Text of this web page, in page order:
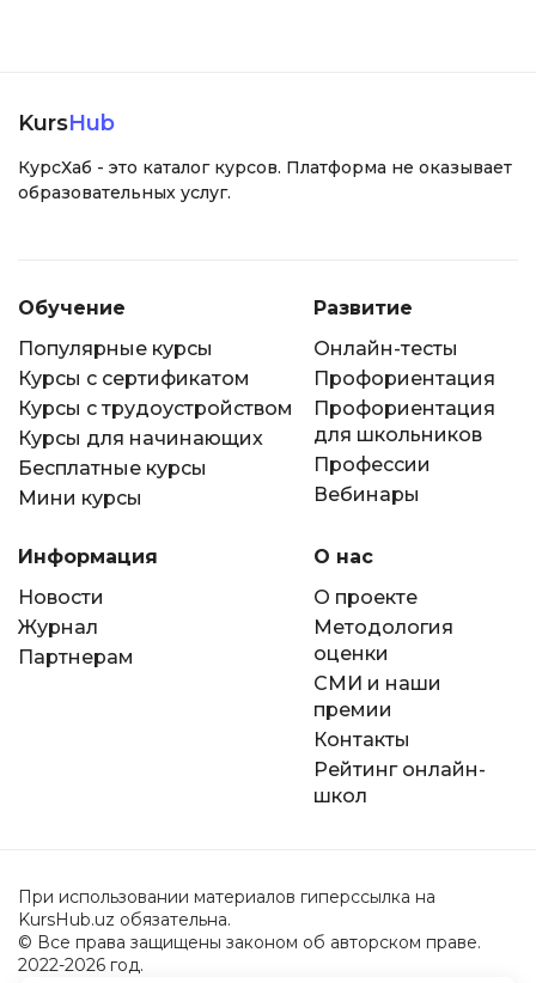
KursHub
КурсХаб - это каталог курсов. Платформа не оказывает
образовательных услуг.
Обучение
Популярные курсы
Курсы с сертификатом
Курсы с трудоустройством
Курсы для начинающих
Бесплатные курсы
Мини курсы
Развитие
Онлайн-тесты
Профориентация
Профориентация
для школьников
Профессии
Вебинары
Информация
Новости
Журнал
Партнерам
О нас
О проекте
Методология
оценки
СМИ и наши
премии
Контакты
Рейтинг онлайн-
школ
При использовании материалов гиперссылка на
KursHub.uz обязательна.
© Все права защищены законом об авторском праве.
2022-2026 год.